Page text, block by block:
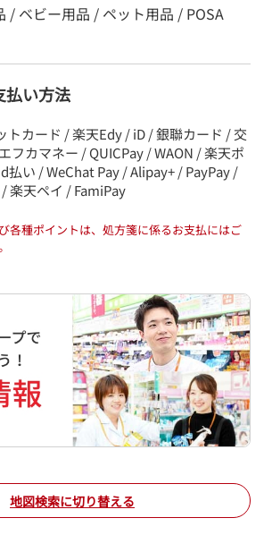
/ ベビー用品 / ペット用品 / POSA
払い方法
トカード / 楽天Edy / iD / 銀聯カード / 交
フカマネー / QUICPay / WAON / 楽天ポ
払い / WeChat Pay / Alipay+ / PayPay /
楽天ペイ / FamiPay
各種ポイントは、処方箋に係るお支払にはご
地図検索に切り替える